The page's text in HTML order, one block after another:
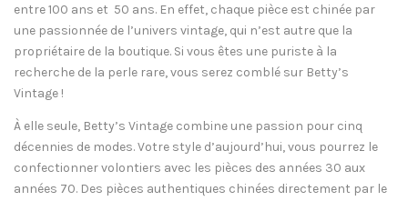
entre 100 ans et 50 ans. En effet, chaque pièce est chinée par
une passionnée de l’univers vintage, qui n’est autre que la
propriétaire de la boutique. Si vous êtes une puriste à la
recherche de la perle rare, vous serez comblé sur Betty’s
Vintage !
À elle seule, Betty’s Vintage combine une passion pour cinq
décennies de modes. Votre style d’aujourd’hui, vous pourrez le
confectionner volontiers avec les pièces des années 30 aux
années 70. Des pièces authentiques chinées directement par le